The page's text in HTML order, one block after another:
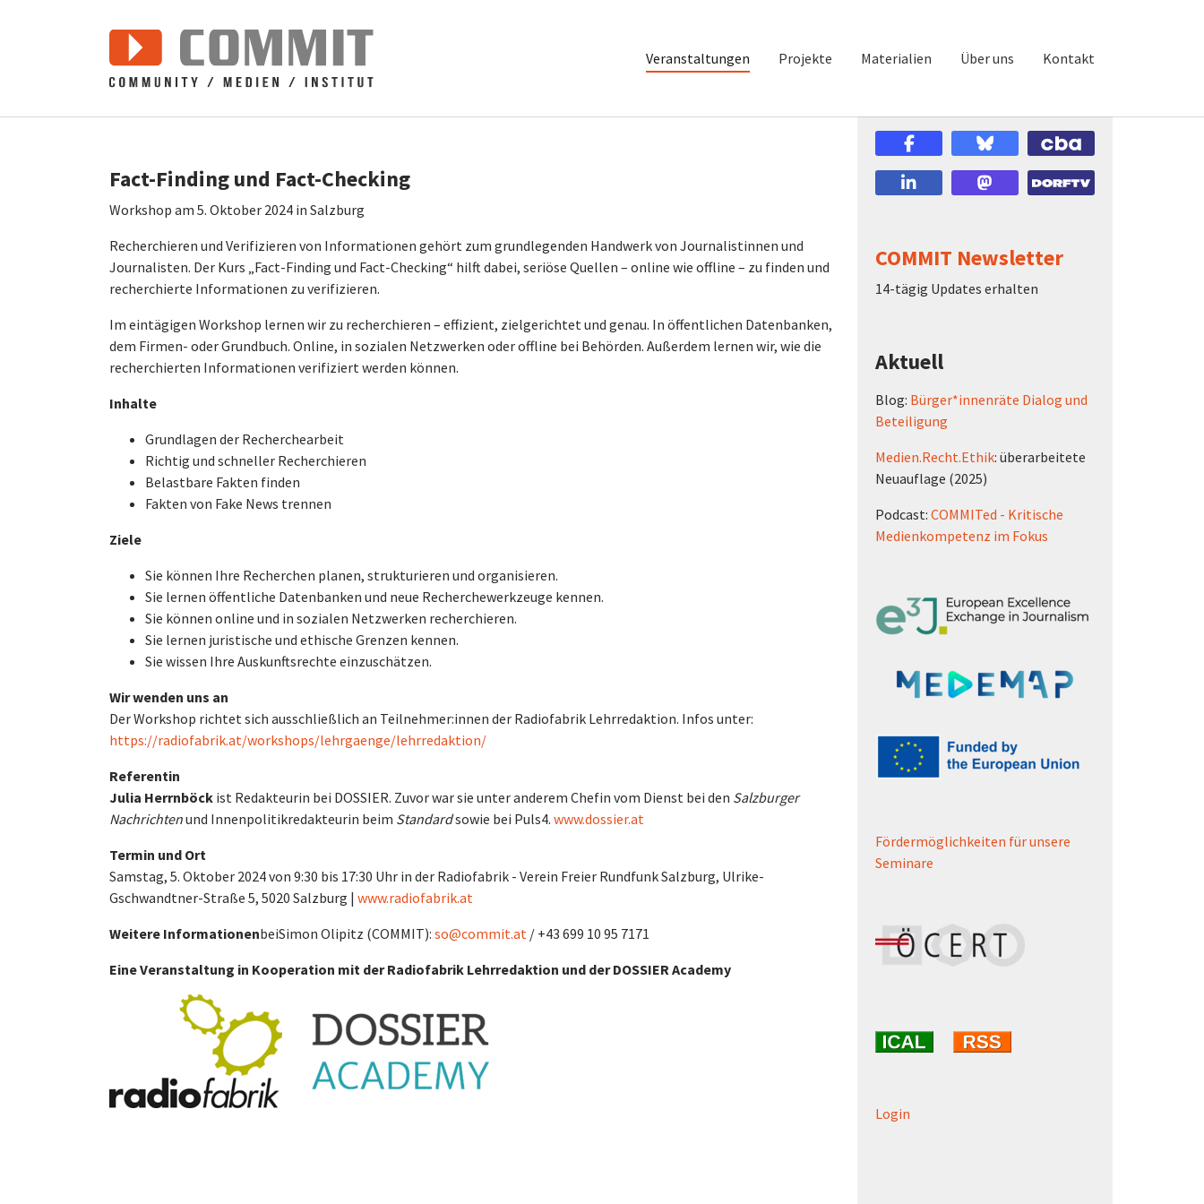
Veranstaltungen Projekte Materialien Über uns Kontakt
Fact-Finding und Fact-Checking
Workshop am 5. Oktober 2024 in Salzburg
Recherchieren und Verifizieren von Informationen gehört zum grundlegenden Handwerk von Journalistinnen und
Journalisten. Der Kurs „Fact-Finding und Fact-Checking“ hilft dabei, seriöse Quellen – online wie offline – zu finden und
recherchierte Informationen zu verifizieren.
Im eintägigen Workshop lernen wir zu recherchieren – effizient, zielgerichtet und genau. In öffentlichen Datenbanken,
dem Firmen- oder Grundbuch. Online, in sozialen Netzwerken oder offline bei Behörden. Außerdem lernen wir, wie die
recherchierten Informationen verifiziert werden können.
Inhalte
Grundlagen der Recherchearbeit
Richtig und schneller Recherchieren
Belastbare Fakten finden
Fakten von Fake News trennen
Ziele
Sie können Ihre Recherchen planen, strukturieren und organisieren.
Sie lernen öffentliche Datenbanken und neue Recherchewerkzeuge kennen.
Sie können online und in sozialen Netzwerken recherchieren.
Sie lernen juristische und ethische Grenzen kennen.
Sie wissen Ihre Auskunftsrechte einzuschätzen.
Wir wenden uns an
Der Workshop richtet sich ausschließlich an Teilnehmer:innen der Radiofabrik Lehrredaktion. Infos unter:
https://radiofabrik.at/workshops/lehrgaenge/lehrredaktion/
Referentin
Julia Herrnböck ist Redakteurin bei DOSSIER. Zuvor war sie unter anderem Chefin vom Dienst bei den Salzburger
Nachrichtenund Innenpolitikredakteurin beim Standardsowie bei Puls4. www.dossier.at
Termin und Ort
Samstag, 5. Oktober 2024 von 9:30 bis 17:30 Uhr in der Radiofabrik - Verein Freier Rundfunk Salzburg, Ulrike-
Gschwandtner-Straße 5, 5020 Salzburg | www.radiofabrik.at
Weitere InformationenbeiSimon Olipitz (COMMIT): so@commit.at / +43 699 10 95 7171
Eine Veranstaltung in Kooperation mit der Radiofabrik Lehrredaktion und der DOSSIER Academy
COMMIT Newsletter
14-tägig Updates erhalten
Aktuell
Blog: Bürger*innenräte Dialog und
Beteiligung
Medien.Recht.Ethik: überarbeitete
Neuauflage (2025)
Podcast: COMMITed - Kritische
Medienkompetenz im Fokus
Fördermöglichkeiten für unsere
Seminare
Login